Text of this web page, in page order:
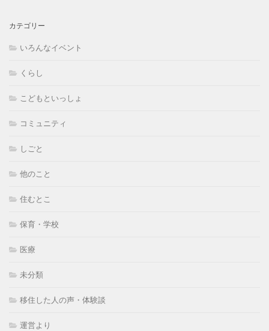
カテゴリー
いろんなイベント
くらし
こどもといっしょ
コミュニティ
しごと
他のこと
住むとこ
保育・学校
医療
未分類
移住した人の声・体験談
運営より